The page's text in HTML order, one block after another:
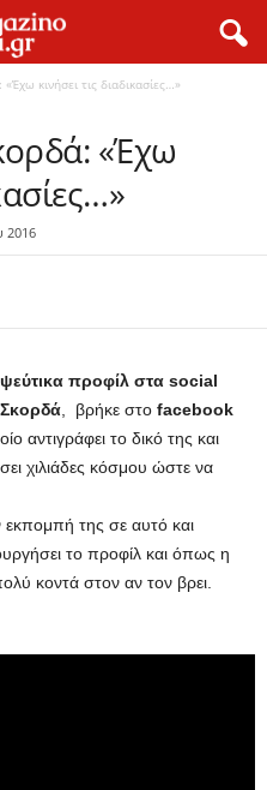
κινήσει τις διαδικασίες…»
«Έχω
2016
ψεύτικα προφίλ στα social
Σκορδά , βρήκε στο facebook
αντιγράφει το δικό της και
χιλιάδες κόσμου ώστε να
της σε αυτό και
το προφίλ και όπως η
πολύ κοντά στον αν τον βρει.